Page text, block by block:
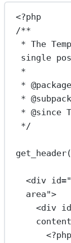
<?php
/**
* The
single
*
* @package
*
* @since
*/
get_header
<div id=
area">
<div
<?php